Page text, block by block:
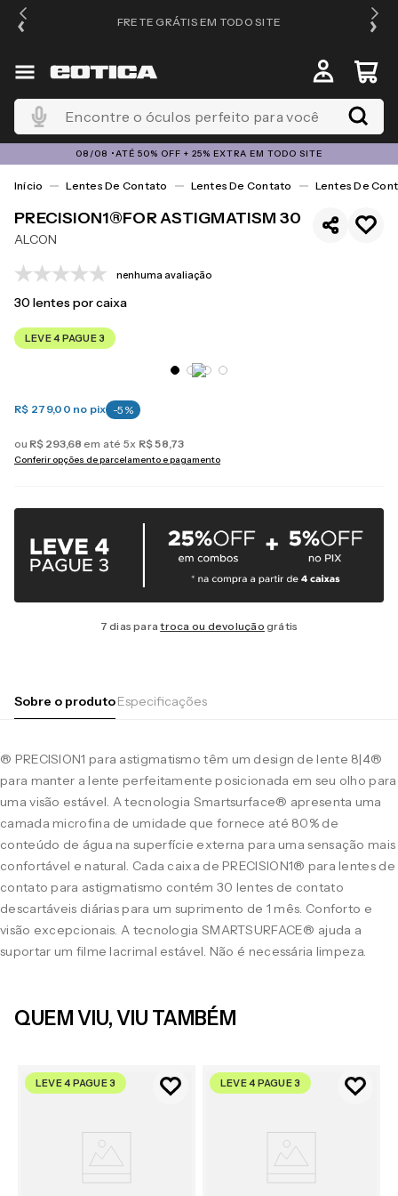
FRETE GRÁTIS EM TODO SITE
Encontre o óculos perfeito para você
08/08 •ATÉ 50% OFF + 25% EXTRA EM TODO SITE
Lentes De Contato Lentes De Contato Lentes De
PRECISION1®FOR ASTIGMATISM 30
ALCON
nenhuma avaliação
30lentes por caixa
LEVE 4 PAGUE 3
R$ 279,00 no pix -5 %
ou R$ 293,68 em até 5x R$58,73
Conferir opções de parcelamento e pagamento
7 dias paratroca ou devolução grátis
Sobre o produtoEspecificações
® PRECISION1 para astigmatismo têm um design de lente 8|4®
para manter a lente perfeitamente posicionada em seu olho para
uma visão estável. A tecnologia Smartsurface® apresenta uma
camada microfina de umidade que fornece até 80% de
conteúdo de água na superfície externa para uma sensação mais
confortável e natural. Cada caixa de PRECISION1® para lentes de
contato para astigmatismo contém 30 lentes de contato
descartáveis diárias para um suprimento de 1 mês. Conforto e
visão excepcionais. A tecnologia SMARTSURFACE® ajuda a
suportar um filme lacrimal estável. Não é necessária limpeza.
QUEM VIU, VIU TAMBÉM
LEVE 4 PAGUE 3 LEVE 4 PAGUE 3